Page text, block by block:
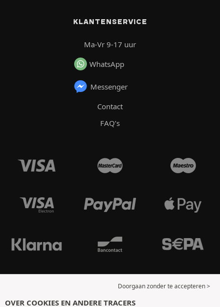
KLANTENSERVICE
Ma-Vr 9-17 uur
WhatsApp
Messenger
Contact
FAQ’s
Doorgaan zonder te accepteren >
OVER COOKIES EN ANDERE TRACERS